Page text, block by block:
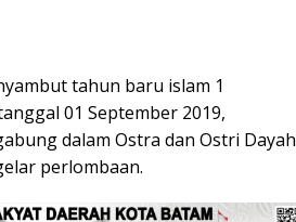
tahun baru islam 1
01 September 2019,
dalam Ostra dan Ostri Dayah
perlombaan.